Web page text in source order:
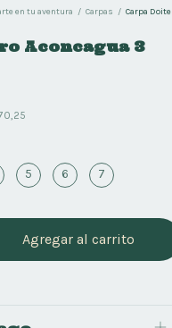
en tu aventura / Carpas / Carpa Doite
Aconcagua 3
5 6 7